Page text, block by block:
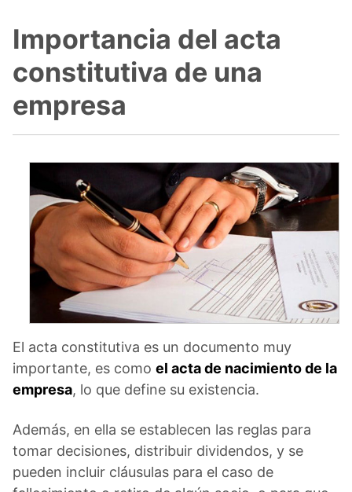
Importancia del acta
constitutiva de una
empresa
El acta constitutiva es un documento muy
importante, es como el acta de nacimiento de la
empresa, lo que define su existencia.
Además, en ella se establecen las reglas para
tomar decisiones, distribuir dividendos, y se
pueden incluir cláusulas para el caso de